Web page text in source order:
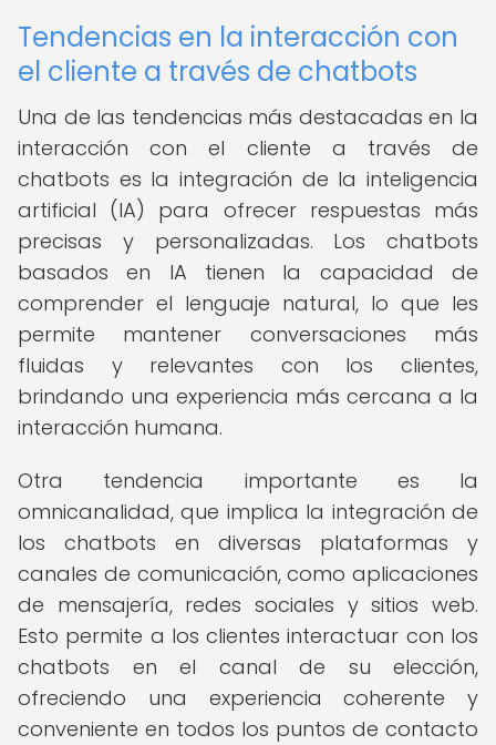
Tendencias en la interacción con
el cliente a través de chatbots
Una de las tendencias más destacadas en la
interacción con el cliente a través de
chatbots es la integración de la inteligencia
artificial (IA) para ofrecer respuestas más
precisas y personalizadas. Los chatbots
basados en IA tienen la capacidad de
comprender el lenguaje natural, lo que les
permite mantener conversaciones más
fluidas y relevantes con los clientes,
brindando una experiencia más cercana a la
interacción humana.
Otra tendencia importante es la
omnicanalidad, que implica la integración de
los chatbots en diversas plataformas y
canales de comunicación, como aplicaciones
de mensajería, redes sociales y sitios web.
Esto permite a los clientes interactuar con los
chatbots en el canal de su elección,
ofreciendo una experiencia coherente y
conveniente en todos los puntos de contacto